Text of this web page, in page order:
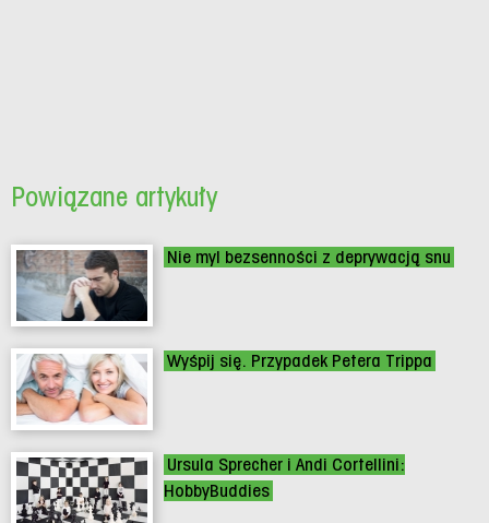
Powiązane artykuły
Nie myl bezsenności z deprywacją snu
Wyśpij się. Przypadek Petera Trippa
Ursula Sprecher i Andi Cortellini:
HobbyBuddies